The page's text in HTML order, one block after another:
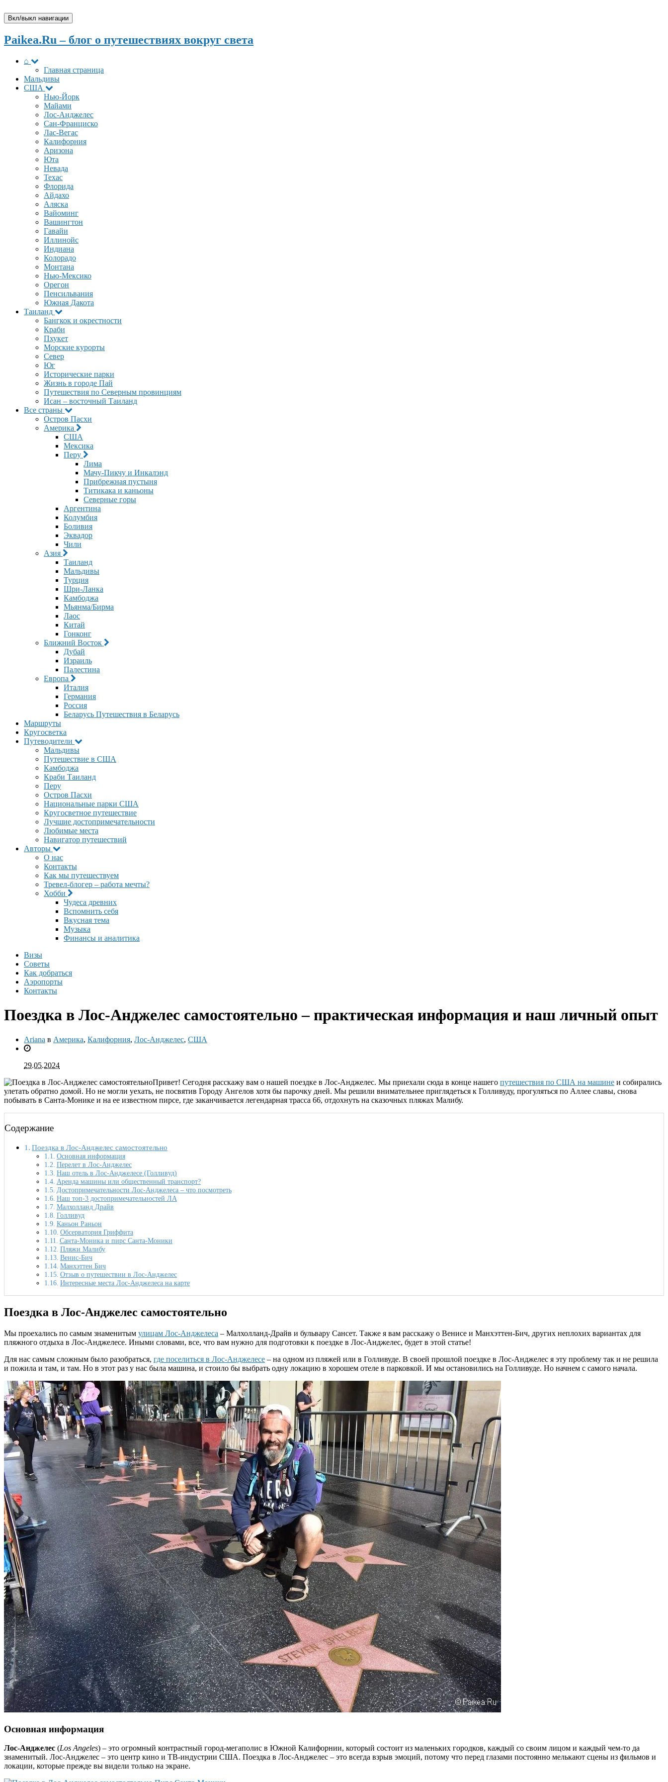
Вкл/выкл навигации
Paikea.Ru – блог о путешествиях вокруг света
⌂
Главная страница
Мальдивы
США
Нью-Йорк
Майами
Лос-Анджелес
Сан-Франциско
Лас-Вегас
Калифорния
Аризона
Юта
Невада
Техас
Флорида
Айдахо
Аляска
Вайоминг
Вашингтон
Гавайи
Иллинойс
Индиана
Колорадо
Монтана
Нью-Мексико
Орегон
Пенсильвания
Южная Дакота
Таиланд
Бангкок и окрестности
Краби
Пхукет
Морские курорты
Север
Юг
Исторические парки
Жизнь в городе Пай
Путешествия по Северным провинциям
Исан – восточный Таиланд
Все страны
Остров Пасхи
Америка
США
Мексика
Перу
Лима
Мачу-Пикчу и Инкалэнд
Прибрежная пустыня
Титикака и каньоны
Северные горы
Аргентина
Колумбия
Боливия
Эквадор
Чили
Азия
Таиланд
Мальдивы
Турция
Шри-Ланка
Камбоджа
Мьянма/Бирма
Лаос
Китай
Гонконг
Ближний Восток
Дубай
Израиль
Палестина
Европа
Италия
Германия
Россия
Беларусь Путешествия в Беларусь
Маршруты
Кругосветка
Путеводители
Мальдивы
Путешествие в США
Камбоджа
Краби Таиланд
Перу
Остров Пасхи
Национальные парки США
Кругосветное путешествие
Лучшие достопримечательности
Любимые места
Навигатор путешествий
Авторы
О нас
Контакты
Как мы путешествуем
Тревел-блогер – работа мечты?
Хобби
Чудеса древних
Вспомнить себя
Вкусная тема
Музыка
Финансы и аналитика
Визы
Cоветы
Как добраться
Аэропорты
Контакты
Поездка в Лос-Анджелес самостоятельно – практическая информация и наш личный опыт
Ariana в Америка, Калифорния, Лос-Анджелес, США
29.05.2024
Привет! Сегодня расскажу вам о нашей поездке в Лос-Анджелес. Мы приехали сюда в конце нашего путешествия по США на машине и собирались
улетать обратно домой. Но не могли уехать, не посвятив Городу Ангелов хотя бы парочку дней. Мы решили внимательнее приглядеться к Голливуду, прогуляться по Аллее славы, снова
побывать в Санта-Монике и на ее известном пирсе, где заканчивается легендарная трасса 66, отдохнуть на сказочных пляжах Малибу.
Содержание
Поездка в Лос-Анджелес самостоятельно
Основная информация
Перелет в Лос-Анджелес
Наш отель в Лос-Анджелесе (Голливуд)
Аренда машины или общественный транспорт?
Достопримечательности Лос-Анджелеса – что посмотреть
Наш топ-3 достопримечательностей ЛА
Малхолланд Драйв
Голливуд
Каньон Раньон
Обсерватория Гриффита
Санта-Моника и пирс Санта-Моники
Пляжи Малибу
Венис-Бич
Манхэттен Бич
Отзыв о путешествии в Лос-Анджелес
Интересные места Лос-Анджелеса на карте
Поездка в Лос-Анджелес самостоятельно
Мы проехались по самым знаменитым улицам Лос-Анджелеса – Малхолланд-Драйв и бульвару Сансет. Также я вам расскажу о Венисе и Манхэттен-Бич, других неплохих вариантах для
пляжного отдыха в Лос-Анджелесе. Иными словами, все, что вам нужно для подготовки к поездке в Лос-Анджелес, будет в этой статье!
Для нас самым сложным было разобраться, где поселиться в Лос-Анджелесе – на одном из пляжей или в Голливуде. В своей прошлой поездке в Лос-Анджелес я эту проблему так и не решила
и пожила и там, и там. Но в этот раз у нас была машина, и стоило бы выбрать одну локацию в хорошем отеле в парковкой. И мы остановились на Голливуде. Но начнем с самого начала.
Основная информация
Лос-Анджелес (Los Angeles) – это огромный контрастный город-мегаполис в Южной Калифорнии, который состоит из маленьких городков, каждый со своим лицом и каждый чем-то да
знаменитый. Лос-Анджелес – это центр кино и ТВ-индустрии США. Поездка в Лос-Анджелес – это всегда взрыв эмоций, потому что перед глазами постоянно мелькают сцены из фильмов и
локации, которые прежде вы видели только на экране.